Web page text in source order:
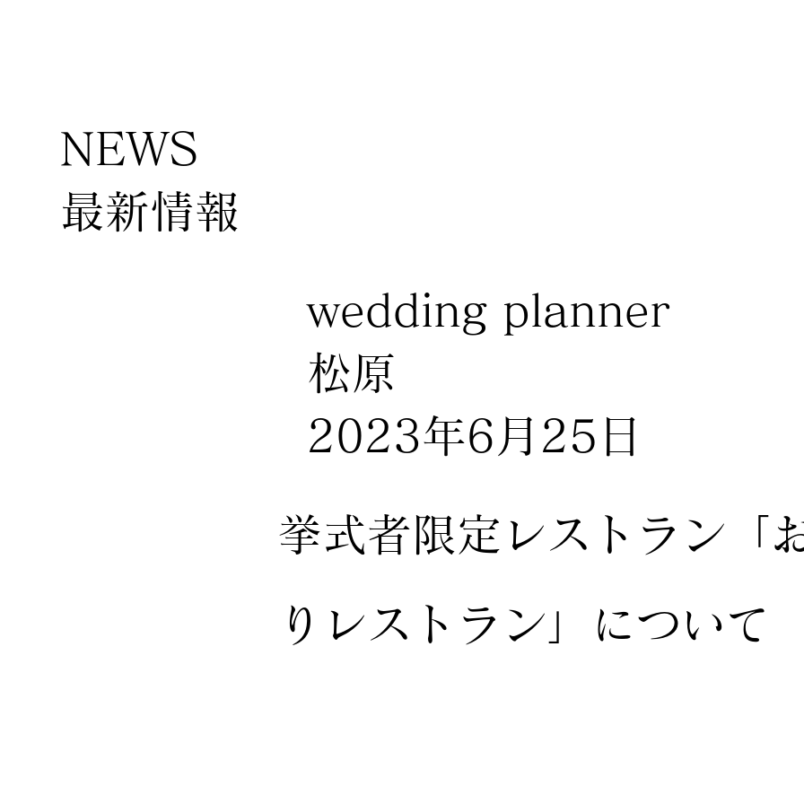
NEWS
​最新情報
2023年6月25日
挙式者限定レストラン「
りレストラン」について
wedding planner
松原